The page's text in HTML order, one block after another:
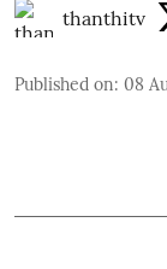
thanthitv
Published on: 08